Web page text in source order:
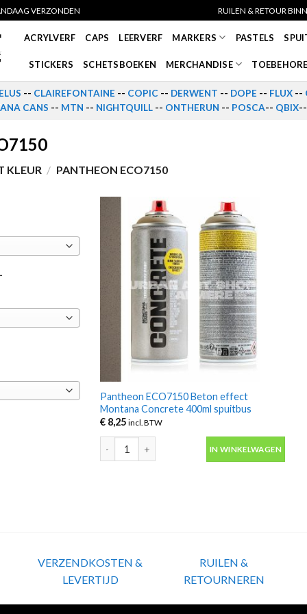
VERZONDEN RUILEN & RETOUR
ACRYLVERF CAPS LEERVERF MARKERS PASTELS
STICKERS SCHETSBOEKEN MERCHANDISE
-- CLAIREFONTAINE -- COPIC -- DERWENT -- DOPE -- FLUX --
CANS -- MTN -- NIGHTQUILL -- ONTHERUN -- POSCA-- QBIX--
KLEUR / PANTHEON ECO7150
Pantheon ECO7150 Beton effect
Montana Concrete 400ml spuitbus
€ 8,25 incl. BTW
IN WINKELWAGEN
VERZENDKOSTEN &
LEVERTIJD
RUILEN &
RETOURNEREN